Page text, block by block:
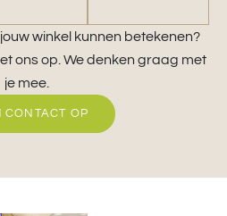
winkel kunnen betekenen?
ons op. We denken graag met
je mee.
CONTACT OP